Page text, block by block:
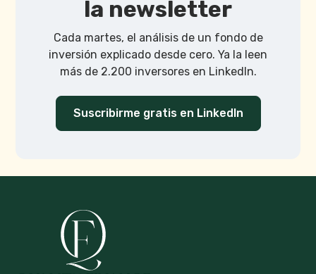
la newsletter
Cada martes, el análisis de un fondo de
inversión explicado desde cero. Ya la leen
más de 2.200 inversores en LinkedIn.
Suscribirme gratis en LinkedIn